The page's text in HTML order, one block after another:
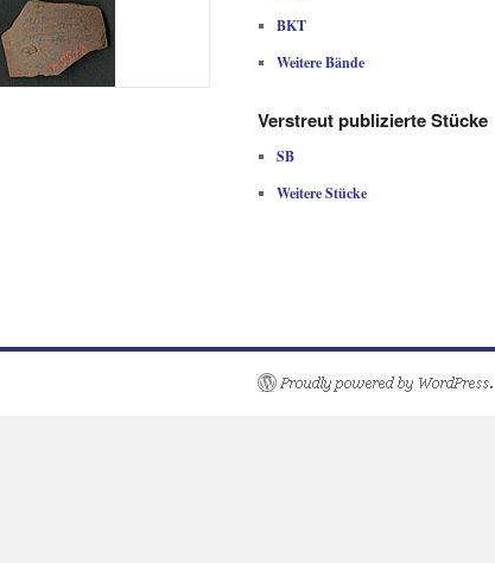
BKT
Weitere Bände
Verstreut publizierte Stücke
SB
Weitere Stücke